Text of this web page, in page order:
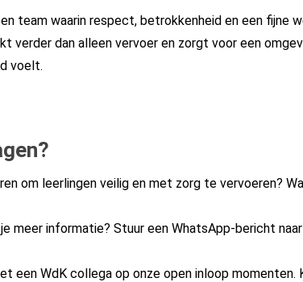
team waarin respect, betrokkenheid en een fijne
verder dan alleen vervoer en zorgt voor een
voelt.
om leerlingen veilig en met zorg te vervoeren?
meer informatie? Stuur een WhatsApp-bericht
een WdK collega op onze open inloop momenten.